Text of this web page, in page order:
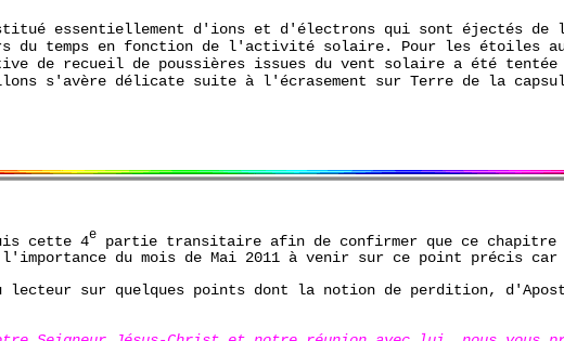
essentiellement d'ions et d'électrons qui sont éjectés de
du temps en fonction de l'activité solaire. Pour les étoiles
de recueil de poussières issues du vent solaire a été tentée
s'avère délicate suite à l'écrasement sur Terre de la
cette 4e partie transitaire afin de confirmer que ce
du mois de Mai 2011 à venir sur ce point précis
sur quelques points dont la notion de perdition,